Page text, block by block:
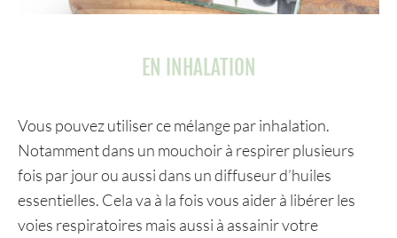
EN INHALATION
Vous pouvez utiliser ce mélange par inhalation.
Notamment dans un mouchoir à respirer plusieurs
fois par jour ou aussi dans un diffuseur d’huiles
essentielles. Cela va à la fois vous aider à libérer les
voies respiratoires mais aussi à assainir votre